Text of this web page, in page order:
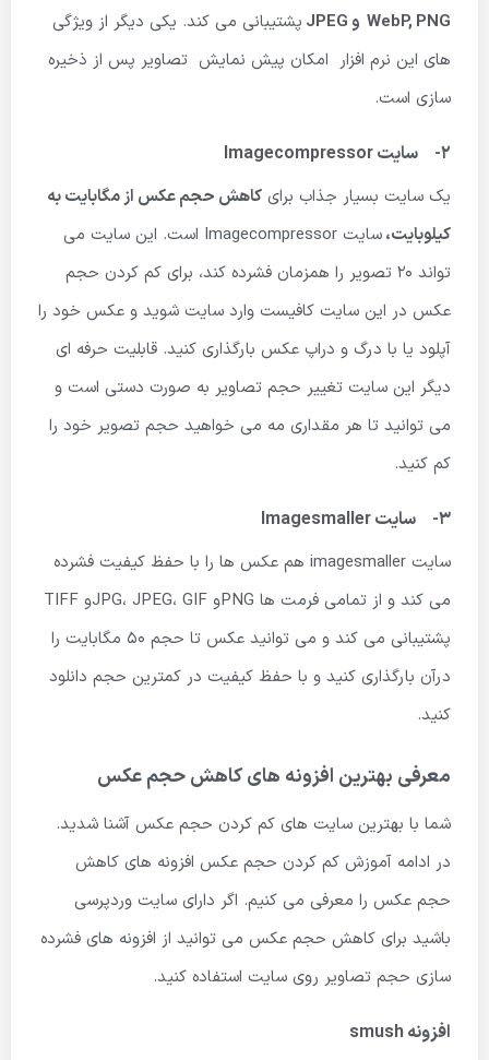
WebP, PNG وJPEG پشتیبانی می کند. یکی دیگر از ویژگی
های این نرم افزار امکان پیش نمایش تصاویر پس از ذخیره
سازی است.
2- سایت Imagecompressor
یک سایت بسیار جذاب برای کاهش حجم عکس از مگابایت به
کیلوبایت،
سایت Imagecompressor است. این سایت می
تواند 20 تصویر را همزمان فشرده کند، برای کم کردن حجم
عکس در این سایت کافیست وارد سایت شوید و عکس خود را
آپلود یا با درگ و دراپ عکس بارگذاری کنید. قابلیت حرفه ای
دیگر این سایت تغییر حجم تصاویر به صورت دستی است و
می توانید تا هر مقداری مه می خواهید حجم تصویر خود را
کم کنید.
3- سایت Imagesmaller
سایت imagesmaller هم عکس ها را با حفظ کیفیت فشرده
می کند و از تمامی فرمت ها PNGو JPG، JPEG، GIFو TIFF
پشتیبانی می کند و می توانید عکس تا حجم 50 مگابایت را
درآن بارگذاری کنید و با حفظ کیفیت در کمترین حجم دانلود
کنید.
معرفی بهترین افزونه های کاهش حجم عکس
شما با بهترین سایت های کم کردن حجم عکس آشنا شدید.
در ادامه آموزش کم کردن حجم عکس افزونه های کاهش
حجم عکس را معرفی می کنیم. اگر دارای سایت وردپرسی
باشید برای کاهش حجم عکس می توانید از افزونه های فشرده
سازی حجم تصاویر روی سایت استفاده کنید.
افزونه smush